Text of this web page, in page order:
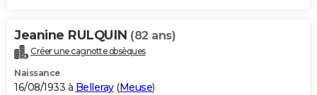
Jeanine RULQUIN (82 ans)
Créer une cagnotte obsèques
Naissance
16/08/1933 à Belleray(Meuse)